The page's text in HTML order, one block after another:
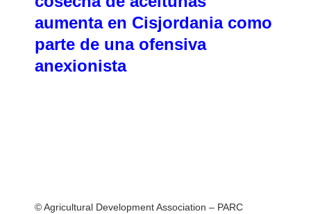
aumenta en Cisjordania como
parte de una ofensiva
anexionista
© Agricultural Development Association – PARC